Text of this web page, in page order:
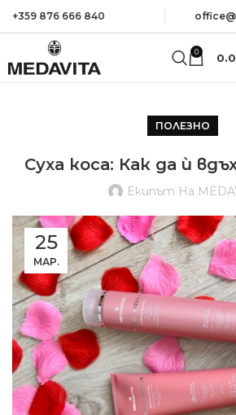
+359 876 666 840
0
ПОЛЕЗНО
Суха коса: Как да ѝ
Екипът На
25
МАР.